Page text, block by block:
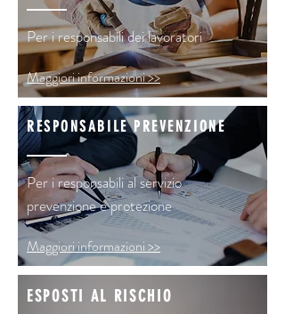
Per i responsabili dei lavoratori
Maggiori informazioni >>
RESPONSABILE PREVENZIONE
Per i responsabili al servizio
prevenzione e protezione
Maggiori informazioni >>
ESPOSTI AL RISCHIO